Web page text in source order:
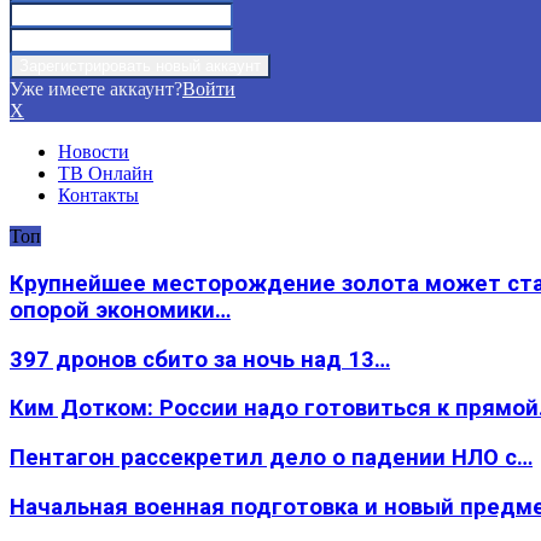
Уже имеете аккаунт?Войти
X
Новости
ТВ Онлайн
Контакты
Топ
Крупнейшее месторождение золота может
опорой экономики…
397 дронов сбито за ночь над 13…
Ким Дотком: России надо готовиться к
Пентагон рассекретил дело о падении НЛО с…
Начальная военная подготовка и новый